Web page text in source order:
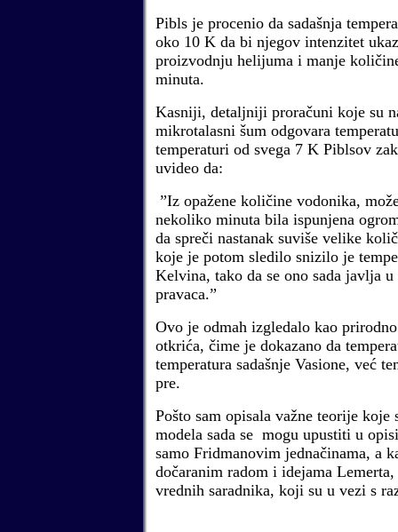
Pibls je procenio da sadašnja
oko 10 K da bi njegov intenzitet
proizvodnju helijuma i manje
minuta.
Kasniji, detaljniji proračuni koje su
mikrotalasni šum odgovara
temperaturi od svega 7 K Piblsov
uvideo da:
”Iz opažene količine vodonika,
nekoliko minuta bila ispunjena
da spreči nastanak suviše velike
koje je potom sledilo snizilo je
Kelvina, tako da se ono sada javlja
pravaca.”
Ovo je odmah izgledalo kao
otkrića, čime je dokazano da
temperatura sadašnje Vasione, već
pre.
Pošto sam opisala važne teorije
modela sada se mogu upustiti u
samo Fridmanovim jednačinama, a
dočaranim radom i idejama
vrednih saradnika, koji su u vezi s